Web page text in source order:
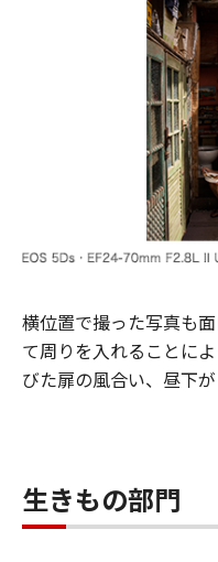
横位置で撮った写真も
て周りを入れることに
びた扉の風合い、昼下
生きもの部門